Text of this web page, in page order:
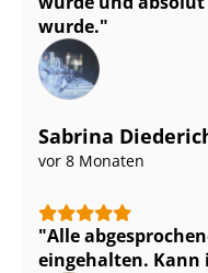
wurde.
Sabrina
vor 8 Monaten
Alle
eingehalten.